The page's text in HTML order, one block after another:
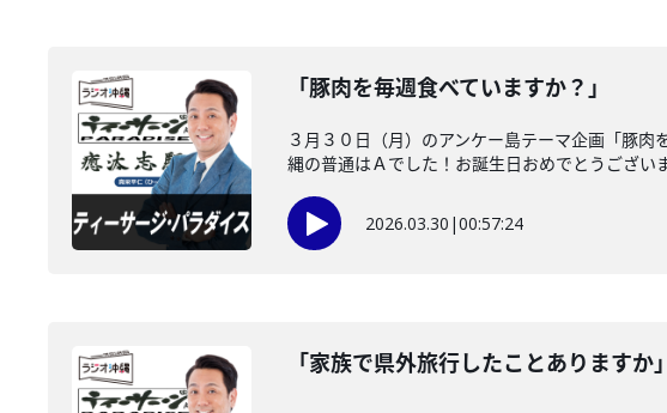
「豚肉を毎週食べていますか？」
３月３０日（月）のアンケー島テーマ企画「豚
縄の普通はＡでした！お誕生日おめでとうござい
2026.03.30 |00:57:24
「家族で県外旅行したことありますか」